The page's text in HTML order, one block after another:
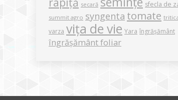
secară sfecla de
summit agro syngenta tomate
varza vița de vie Yara îngrășământ
îngrășământ foliar